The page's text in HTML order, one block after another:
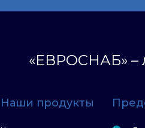
«ЕВРОСНАБ» –
Наши продукты